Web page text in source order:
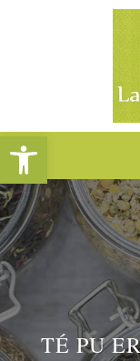
Abrir barra de
TÉ PU